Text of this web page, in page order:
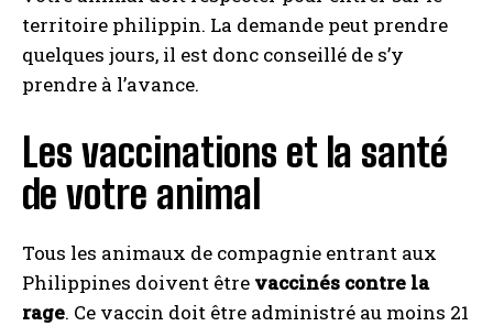
territoire philippin. La demande peut prendre
quelques jours, il est donc conseillé de s’y
prendre à l’avance.
Les vaccinations et la santé
de votre animal
Tous les animaux de compagnie entrant aux
Philippines doivent être vaccinés contre la
rage. Ce vaccin doit être administré au moins 21